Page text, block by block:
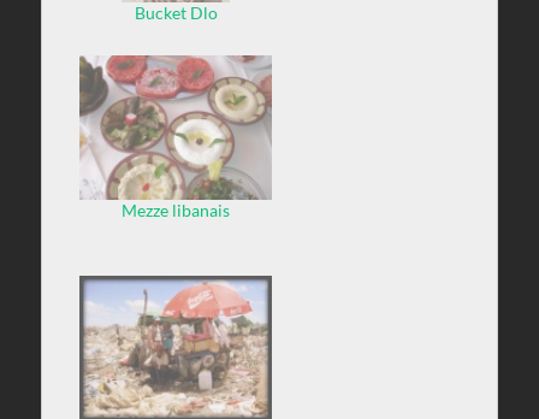
Bucket Dlo
Mezze libanais